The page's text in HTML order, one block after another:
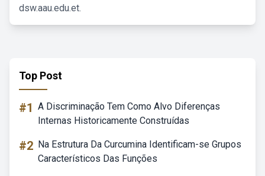
dsw.aau.edu.et.
Top Post
#1 A Discriminação Tem Como Alvo Diferenças
Internas Historicamente Construídas
#2 Na Estrutura Da Curcumina Identificam-se Grupos
Característicos Das Funções